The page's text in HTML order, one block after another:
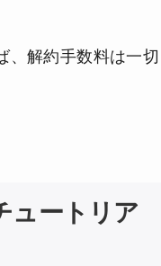
、解約手数料は一切
ュートリア